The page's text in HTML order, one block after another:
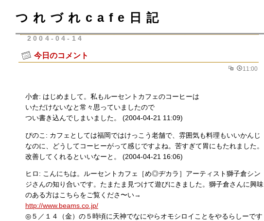
つれづれcafe日記
2004-04-14
今日のコメント
11:00
小倉: はじめまして。私もルーセントカフェのコーヒーは
いただけないなと常々思っていましたので
つい書き込んでしまいました。 (2004-04-21 11:09)
ぴのこ: カフェとしては福岡ではけっこう老舗で、雰囲気も料理もいいかんじ
なのに、どうしてコーヒーがって感じですよね。苦すぎて胃にもたれました。
改善してくれるといいなーと。 (2004-04-21 16:06)
ヒロ: こんにちは。ルーセントカフェ［め◎ヂカラ］アーティスト獅子倉シン
ジさんの知り合いです。たまたま見つけて遊びにきました。獅子倉さんに興味
のある方はこちらをご覧くださ〜い→
http://www.beams.co.jp/
◎５／１４（金）の５時頃に天神でなにやらオモシロイことをやるらしーです